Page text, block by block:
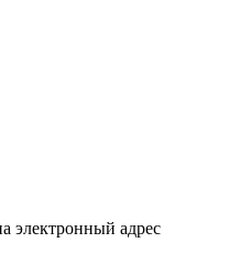
электронный адрес